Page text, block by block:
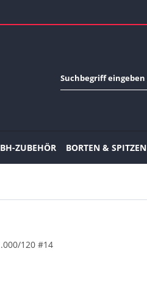
BH-ZUBEHÖR BORTEN & SPITZEN